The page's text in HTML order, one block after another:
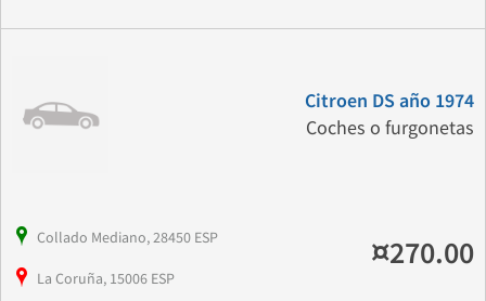
Citroen DS año 1974
Coches o furgonetas
Collado Mediano, 28450 ESP
La Coruña, 15006 ESP
¤270.00